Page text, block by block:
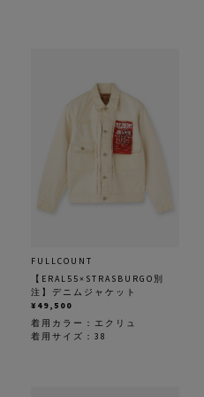
FULLCOUNT
【ERAL55×STRASBURGO別
注】デニムジャケット
¥49,500
着用カラー： エクリュ
着用サイズ：38